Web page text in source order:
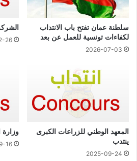
سلطنة عمان تفتح باب الانتداب
لكفاءات تونسية للعمل عن بعد
2026-07-03
26
المعهد الوطني للزراعات الكبرى
ينتدب
2025-09-24
وزارة
16